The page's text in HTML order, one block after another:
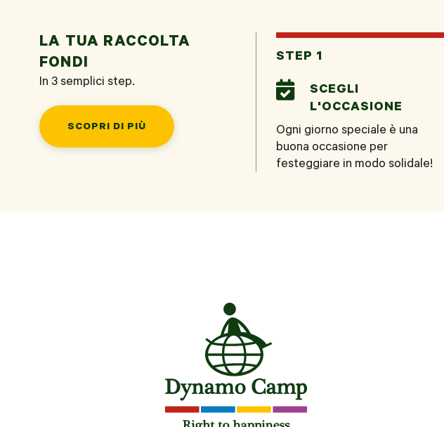
LA TUA RACCOLTA
FONDI
In 3 semplici step.
SCOPRI DI PIÙ
STEP 1

SCEGLI
L'OCCASIONE
Ogni giorno speciale è una
buona occasione per
festeggiare in modo solidale!